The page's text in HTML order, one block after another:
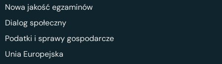
Nowa jakość egzaminów
Dialog społeczny
Podatki i sprawy gospodarcze
Unia Europejska